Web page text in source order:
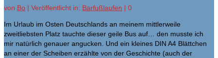
von Bo | Veröffentlicht in: Barfußlaufen | 0
Im Urlaub im Osten Deutschlands an meinem mittlerweile
zweitliebsten Platz tauchte dieser geile Bus auf… den musste ich
mir natürlich genauer angucken. Und ein kleines DIN A4 Blättchen
an einer der Scheiben erzählte von der Geschichte (auch der